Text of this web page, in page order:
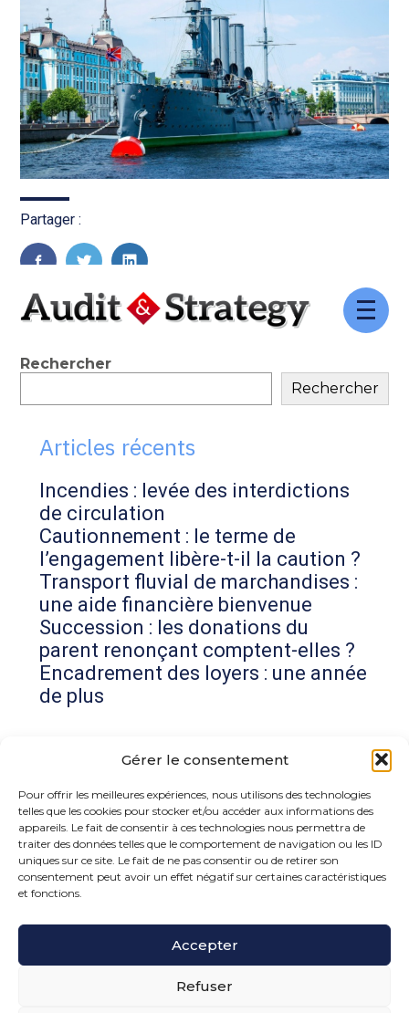
Gérer le consentement
Pour offrir les meilleures expériences, nous utilisons des technologies
telles que les cookies pour stocker et/ou accéder aux informations des
appareils. Le fait de consentir à ces technologies nous permettra de
traiter des données telles que le comportement de navigation ou les ID
uniques sur ce site. Le fait de ne pas consentir ou de retirer son
consentement peut avoir un effet négatif sur certaines caractéristiques
et fonctions.
Accepter
Refuser
Aller
Partager :
Blog
sidebar
Rechercher
Rechercher
Articles récents
Incendies : levée des interdictions
de circulation
Cautionnement : le terme de
l’engagement libère-t-il la caution ?
Transport fluvial de marchandises :
une aide financière bienvenue
Succession : les donations du
parent renonçant comptent-elles ?
Encadrement des loyers : une année
de plus
Commentaires récents
Aucun commentaire à afficher.
15 rue de la Bonne Rencontre – 77860 Quincy
Voisins